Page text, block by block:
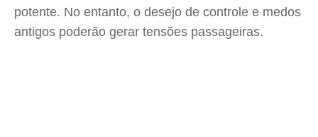
potente. No entanto, o desejo de controle e medos
antigos poderão gerar tensões passageiras.